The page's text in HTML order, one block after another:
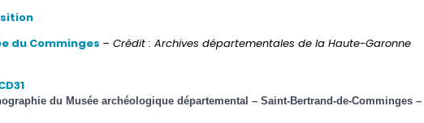
du Comminges – Crédit : Archives départementales de la Haute-Garonne
du Musée archéologique départemental – Saint-Bertrand-de-Comminges –